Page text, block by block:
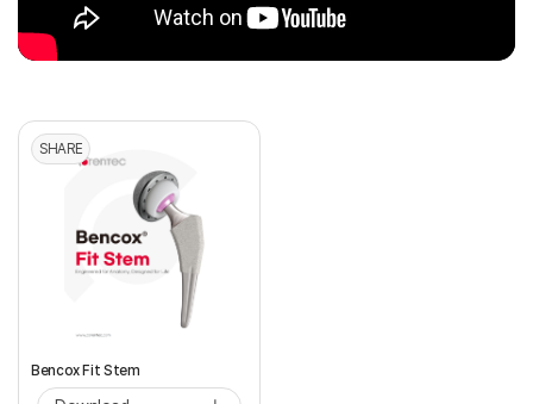
Bencox Fit Stem
SHARE